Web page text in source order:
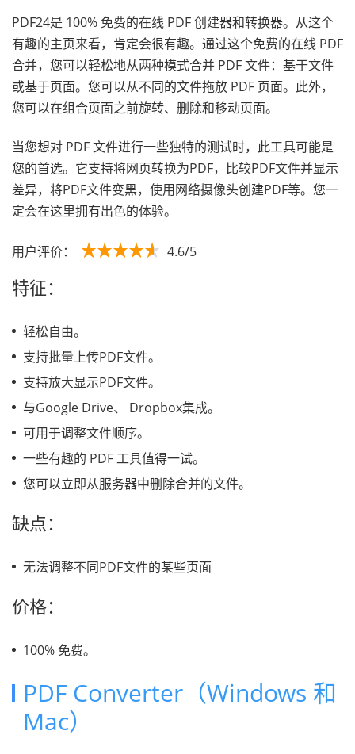
PDF24是 100% 免费的在线 PDF 创建器和转换器。从这个
有趣的主页来看，肯定会很有趣。通过这个免费的在线 PDF
合并，您可以轻松地从两种模式合并 PDF 文件：基于文件
或基于页面。您可以从不同的文件拖放 PDF 页面。此外，
您可以在组合页面之前旋转、删除和移动页面。
当您想对 PDF 文件进行一些独特的测试时，此工具可能是
您的首选。它支持将网页转换为PDF，比较PDF文件并显示
差异，将PDF文件变黑，使用网络摄像头创建PDF等。您一
定会在这里拥有出色的体验。
用户评价： 4.6/5
特征：
轻松自由。
支持批量上传PDF文件。
支持放大显示PDF文件。
与Google Drive、 Dropbox集成。
可用于调整文件顺序。
一些有趣的 PDF 工具值得一试。
您可以立即从服务器中删除合并的文件。
缺点：
无法调整不同PDF文件的某些页面
价格：
100% 免费。
PDF Converter（Windows 和
Mac）